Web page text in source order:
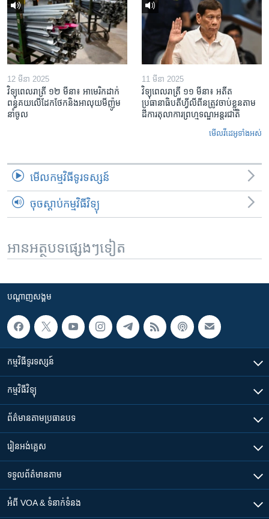
12 មីនា 2025
វិទ្យុពេលរាត្រី ១២ មីនា៖ អាមេរិក​ដាក់​
ពន្ធគយ​លើ​ដែកថែក​និង​អាលុយ​មីញ៉ូម​
នាំចូល
11 មីនា 2025
វិទ្យុពេលរាត្រី ១១ មីនា៖ អតីត​
ប្រធានាធិបតីហ្វីលីពីន​ត្រូវ​ចាប់ខ្លួនតាម
ដីការ​តុលាការ​ព្រហ្មទណ្ឌ​អន្តរជាតិ
មើល​វីដេអូ​ទាំង​អស់
មើល​កម្មវិធី​ទូរទស្សន៍
ចុចស្តាប់កម្មវិធីវិទ្យុ
អានអត្ថបទផ្សេងៗទៀត
បណ្តាញ​សង្គម
កម្មវិធី​ទូរទស្សន៍
កម្មវិធី​វិទ្យុ
ព័ត៌មាន​តាមប្រធានបទ​
រៀន​​អង់គ្លេស
ទទួល​ព័ត៌មាន​តាម
អំពី​ VOA & ទំនាក់ទំនង